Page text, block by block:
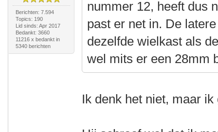
Berichten: 7.594
Topics: 190
Lid sinds: Apr 2017
Bedankt: 3660
11216 x bedankt in
5340 berichten
nummer 12, heeft dus
past er net in. De
dezelfde wielkast als
wel mits er een 28mm
Ik denk het niet, maar